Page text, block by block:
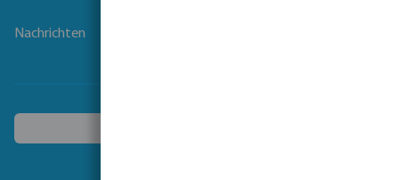
Nachrichten